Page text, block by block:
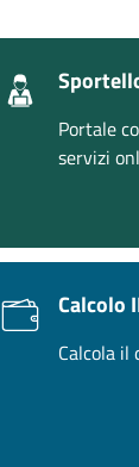
Portale
servizi
Calcolo
Calcola il